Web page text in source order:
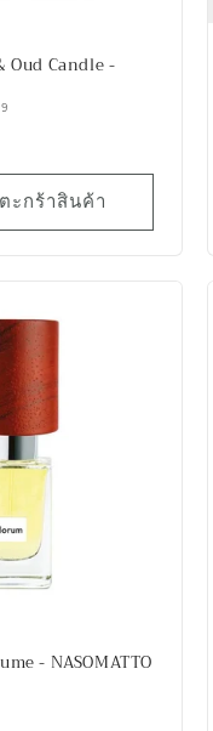
Oud Candle -
ะกร้าสินค้า
- NASOMATTO